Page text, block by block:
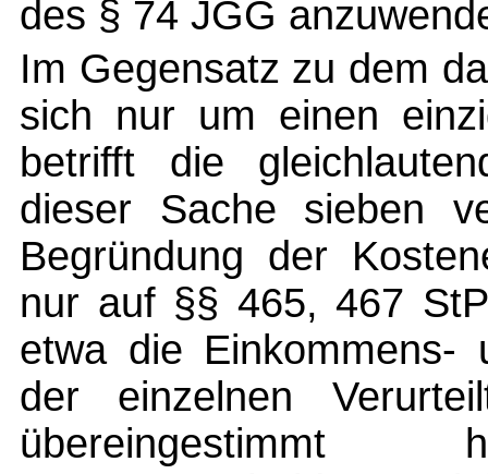
des § 74 JGG
Im Gegensatz zu dem
sich nur um einen
betrifft die
dieser Sache sieben
Begründung der
nur auf §§ 465, 467
etwa die Einkommens-
der einzelnen